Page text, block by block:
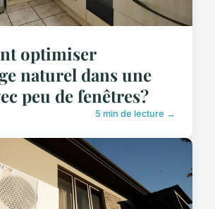
optimiser
naturel dans une
peu de fenêtres?
5 min de lecture →